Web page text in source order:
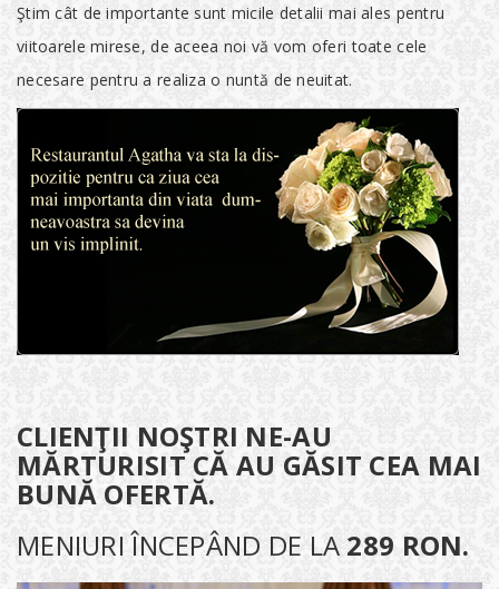
Ştim cât de importante sunt micile detalii mai ales pentru
viitoarele mirese, de aceea noi vă vom oferi toate cele
necesare pentru a realiza o nuntă de neuitat.
CLIENŢII NOŞTRI NE-AU
MĂRTURISIT CĂ AU GĂSIT CEA MAI
BUNĂ OFERTĂ.
MENIURI ÎNCEPÂND DE LA 289 RON.